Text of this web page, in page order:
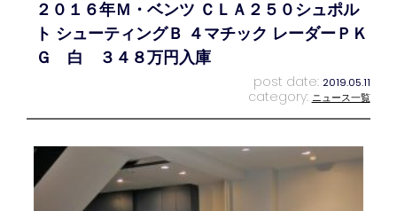
プライバシーポリシー スタッフblog 納車blog
２０１６年Ｍ・ベンツ ＣＬＡ２５０シュポル
ト シューティングＢ ４マチック レーダーＰＫ
Ｇ 白 ３４８万円入庫
post date: 2019.05.11
category: ニュース一覧